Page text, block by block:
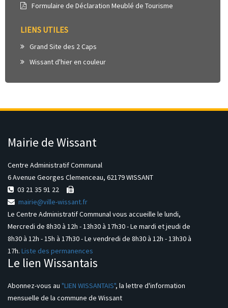
Formulaire de Déclaration Meublé de Tourisme
LIENS UTILES
Grand Site des 2 Caps
Wissant d'hier en couleur
Mairie de Wissant
Centre Administratif Communal
6 Avenue Georges Clemenceau, 62179 WISSANT
03 21 35 91 22
mairie@ville-wissant.fr
Le Centre Administratif Communal vous accueille le lundi,
Mercredi de 8h30 à 12h - 13h30 à 17h30 - Le mardi et jeudi de
8h30 à 12h - 15h à 17h30 - Le vendredi de 8h30 à 12h - 13h30 à
17h. Liste des permanences
Le lien Wissantais
Abonnez-vous au "LIEN WISSANTAIS", la lettre d'information
mensuelle de la commune de Wissant